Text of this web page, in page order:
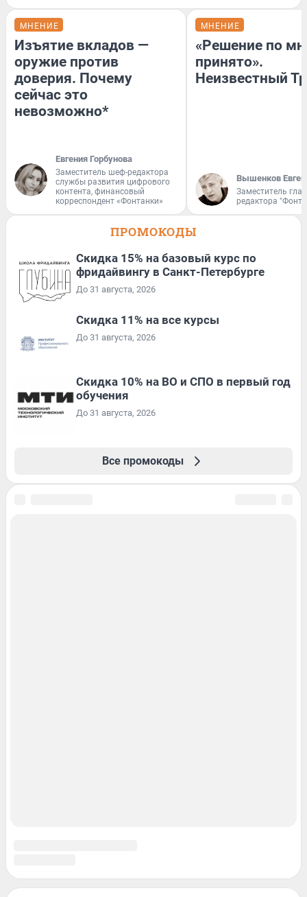
МНЕНИЕ
Изъятие вкладов —
оружие против
доверия. Почему
сейчас это
невозможно*
Евгения Горбунова
Заместитель шеф-редактора
службы развития цифрового
контента, финансовый
корреспондент «Фонтанки»
МНЕНИЕ
«Решение по
принято».
Неизвестный
Вышенков
Заместитель
редактора
ПРОМОКОДЫ
Скидка 15% на базовый курс по
фридайвингу в Санкт-Петербурге
До 31 августа, 2026
Скидка 11% на все курсы
До 31 августа, 2026
Скидка 10% на ВО и СПО в первый год
обучения
До 31 августа, 2026
Все промокоды